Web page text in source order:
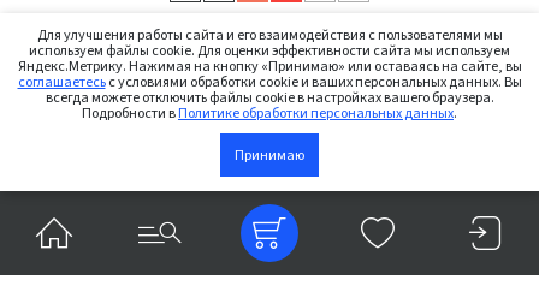
* указанные имплантационные системы, типы имплантатов и их названия принадлежат
сторонним производителям и приведены для целей информирования о совместимости нашей
продукции с ними.
КОНСТАНТИН —
ВИРТУАЛЬНЫЙЭКСПЕРТ
по цифровым продуктам Straumann Group
Перейти
Для улучшения работы сайта и его взаимодействия с пользователями мы
используем файлы cookie. Для оценки эффективности сайта мы используем
Яндекс.Метрику. Нажимая на кнопку «Принимаю» или оставаясь на сайте, вы
соглашаетесьс условиями обработки cookie и ваших персональных данных. Вы
всегда можете отключить файлы cookie в настройках вашего браузера.
Подробности вПолитике обработки персональных данных.
Принимаю